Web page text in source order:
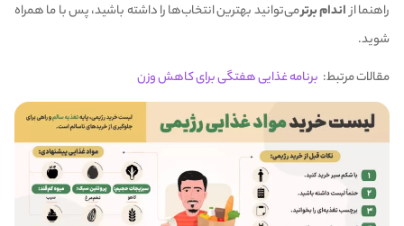
راهنما ازاندام برترمی‌توانید بهترین انتخاب‌ها را داشته باشید، پس با ما همراه
شوید.
مقالات مرتبط: برنامه غذایی هفتگی برای کاهش وزن